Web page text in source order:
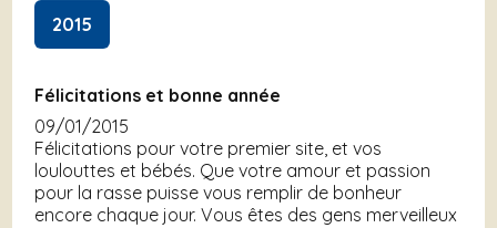
2015
Félicitations et bonne année
09/01/2015
Félicitations pour votre premier site, et vos
loulouttes et bébés. Que votre amour et passion
pour la rasse puisse vous remplir de bonheur
encore chaque jour. Vous êtes des gens merveilleux